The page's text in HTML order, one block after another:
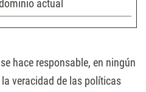
actual
se hace responsable, en ningún
veracidad de las políticas